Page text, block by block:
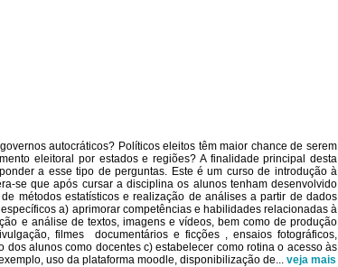
autocráticos? Políticos eleitos têm maior chance de serem
eleitoral por estados e regiões? A finalidade principal desta
a esse tipo de perguntas. Este é um curso de introdução à
se que após cursar a disciplina os alunos tenham desenvolvido
métodos estatísticos e realização de análises a partir de dados
a) aprimorar competências e habilidades relacionadas à
e análise de textos, imagens e vídeos, bem como de produção
filmes  documentários e ficções , ensaios fotográficos,
alunos como docentes c) estabelecer como rotina o acesso às
uso da plataforma moodle, disponibilização de... veja mais